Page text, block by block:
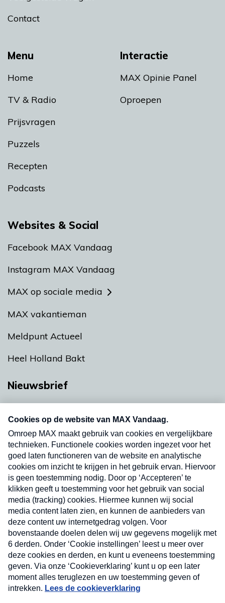
Menu
Home
TV & Radio
Prijsvragen
Puzzels
Recepten
Podcasts
Interactie
MAX Opinie Panel
Oproepen
Contact
Websites & Social
Facebook MAX Vandaag
Instagram MAX Vandaag
MAX op sociale media
MAX vakantieman
Meldpunt Actueel
Heel Holland Bakt
Nieuwsbrief
nieuwsbrief. Elke vrijdag- en dinsdagochtend in
uw mailbox.
Verzend
Nieuwsbrief
Neem hier een gratis abonnement op onze
nieuwsbrief. Elke vrijdag- en dinsdagochtend in uw